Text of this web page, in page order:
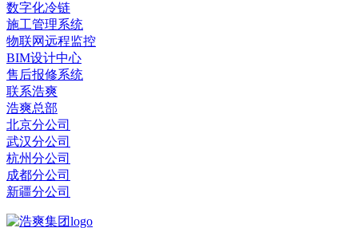
数字化冷链
施工管理系统
物联网远程监控
BIM设计中心
售后报修系统
联系浩爽
浩爽总部
北京分公司
武汉分公司
杭州分公司
成都分公司
新疆分公司